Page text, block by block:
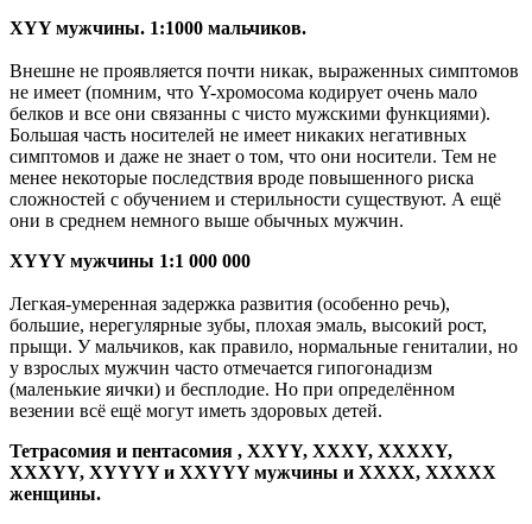
XYY мужчины. 1:1000 мальчиков.
Внешне не проявляется почти никак, выраженных симптомов
не имеет (помним, что Y-хромосома кодирует очень мало
белков и все они связанны с чисто мужскими функциями).
Большая часть носителей не имеет никаких негативных
симптомов и даже не знает о том, что они носители. Тем не
менее некоторые последствия вроде повышенного риска
сложностей с обучением и стерильности существуют. А ещё
они в среднем немного выше обычных мужчин.
XYYY мужчины 1:1 000 000
Легкая-умеренная задержка развития (особенно речь),
большие, нерегулярные зубы, плохая эмаль, высокий рост,
прыщи. У мальчиков, как правило, нормальные гениталии, но
у взрослых мужчин часто отмечается гипогонадизм
(маленькие яички) и бесплодие. Но при определённом
везении всё ещё могут иметь здоровых детей.
Тетрасомия и пентасомия , XXYY, XXXY, XXXXY,
XXXYY, XYYYY и XXYYY мужчины и XXXX, XXXXX
женщины.